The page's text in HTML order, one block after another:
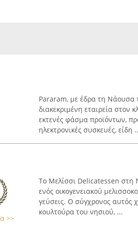
Pararam, με έδρα τη Νάουσα
διακεκριμένη εταιρεία στον
εκτενές φάσμα προϊόντων,
ηλεκτρονικές συσκευές, είδη
>>
Το Μελίσσι Delicatessen
ενός οικογενειακού
γεύσεις. Ο σύγχρονος αυτός
κουλτούρα του νησιού, ...